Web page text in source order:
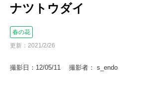
イベント
高尾山とは
ナツトウダイ
春の花
更新： 2021/2/26
撮影日：12/05/11 撮影者： s_endo